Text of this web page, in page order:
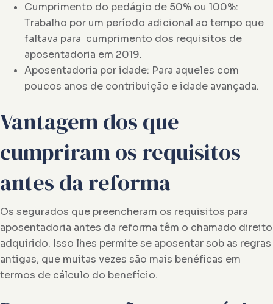
Cumprimento do pedágio de 50% ou 100%:
Trabalho por um período adicional ao tempo que
faltava para cumprimento dos requisitos de
aposentadoria em 2019.
Aposentadoria por idade: Para aqueles com
poucos anos de contribuição e idade avançada.
Vantagem dos que
cumpriram os requisitos
antes da reforma
Os segurados que preencheram os requisitos para
aposentadoria antes da reforma têm o chamado direito
adquirido. Isso lhes permite se aposentar sob as regras
antigas, que muitas vezes são mais benéficas em
termos de cálculo do benefício.